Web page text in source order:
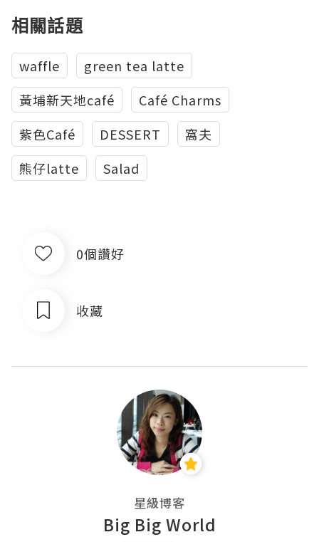
相關話題
waffle
green tea latte
黃埔新天地café
Café Charms
紫色Café
DESSERT
窩夫
熊仔latte
Salad
0個讚好
收藏
星級博客
Big Big World